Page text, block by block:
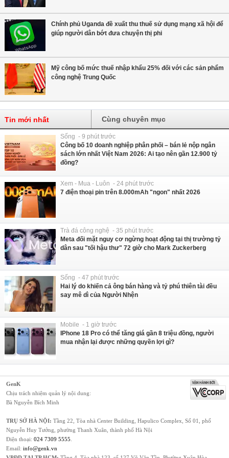
Chính phủ Uganda đề xuất thu thuế sử dụng mạng xã hội để
giúp người dân bớt đưa chuyện thị phi
Mỹ công bố mức thuế nhập khẩu 25% đối với các sản phẩm
công nghệ Trung Quốc
Tin mới nhất Cùng chuyên mục
Sống - 9 phút trước
Công bố 10 doanh nghiệp phân phối – bán lẻ nộp ngân
sách lớn nhất Việt Nam 2026: Ai tạo nên gần 12.900 tỷ
đồng?
Xem - Mua - Luôn - 24 phút trước
7 điện thoại pin trên 8.000mAh "ngon" nhất 2026
Trà đá công nghệ - 35 phút trước
Meta đối mặt nguy cơ ngừng hoạt động tại thị trường tỷ
dân sau "tối hậu thư" 72 giờ cho Mark Zuckerberg
Sống - 47 phút trước
Hai lý do khiến cả ông bán hàng và tỷ phú thiên tài đều
say mê dì của Người Nhện
Mobile - 1 giờ trước
IPhone 18 Pro có thể tăng giá gần 8 triệu đồng, người
mua nhận lại được những quyền lợi gì?
GenK
Chịu trách nhiệm quản lý nội dung:
Bà Nguyễn Bích Minh
TRỤ SỞ HÀ NỘI: Tầng 22, Tòa nhà Center Building, Hapulico Complex, Số 01, phố
Nguyễn Huy Tưởng, phường Thanh Xuân, thành phố Hà Nội
Điện thoại: 024 7309 5555
Email: info@genk.vn